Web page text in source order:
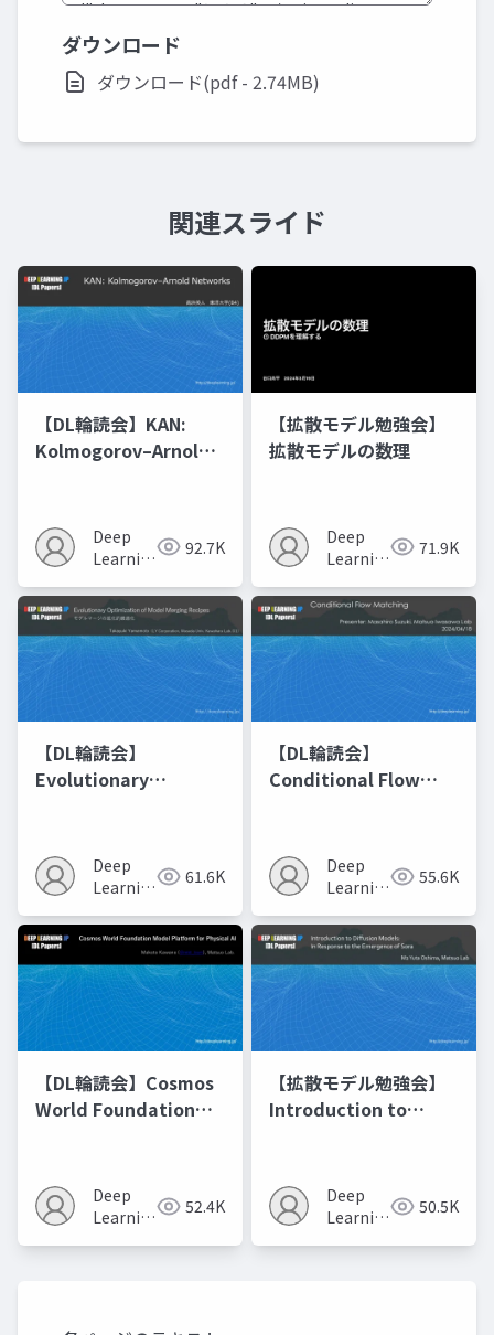
ダウンロード
ダウンロード(pdf - 2.74MB)
関連スライド
【DL輪読会】KAN:
Kolmogorov–Arnold
Deep
Learning
92.7K
【拡散モデル勉強会】
拡散モデルの数理
Deep
Learning
71.9K
【DL輪読会】
Evolutionary
Recipes モデルマージ
の進化的最適化
Deep
Learning
61.6K
【DL輪読会】
Conditional Flow
Deep
Learning
55.6K
【DL輪読会】Cosmos
World Foundation
Deep
Learning
52.4K
【拡散モデル勉強会】
Introduction to
Deep
Learning
50.5K